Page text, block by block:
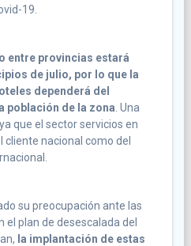
19.
entre provincias estará
de julio, por lo que la
dependerá del
población de la zona . Una
que el sector servicios en
cliente nacional como del
su preocupación ante las
plan de desescalada del
la implantación de estas